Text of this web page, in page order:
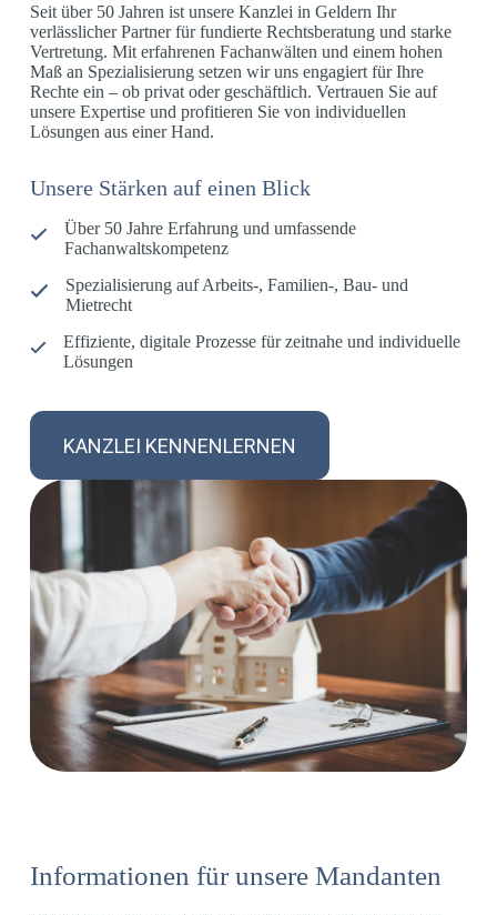
Seit über 50 Jahren ist unsere Kanzlei in Geldern Ihr
verlässlicher Partner für fundierte Rechtsberatung und starke
Vertretung. Mit erfahrenen Fachanwälten und einem hohen
Maß an Spezialisierung setzen wir uns engagiert für Ihre
Rechte ein – ob privat oder geschäftlich. Vertrauen Sie auf
unsere Expertise und profitieren Sie von individuellen
Lösungen aus einer Hand.
Unsere Stärken auf einen Blick
Über 50 Jahre Erfahrung und umfassende
Fachanwaltskompetenz
Spezialisierung auf Arbeits-, Familien-, Bau- und
Mietrecht
Effiziente, digitale Prozesse für zeitnahe und individuelle
Lösungen
KANZLEI KENNENLERNEN
Informationen für unsere Mandanten